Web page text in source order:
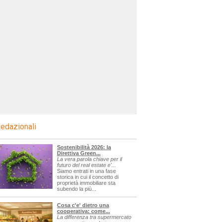
Sostenibilità 2026: la
Direttiva Green...
La vera parola chiave per il
futuro del real estate e'...
Siamo entrati in una fase
storica in cui il concetto di
proprietà immobiliare sta
subendo la più...
Cosa c'e' dietro una
cooperativa: come...
La differenza tra supermercato